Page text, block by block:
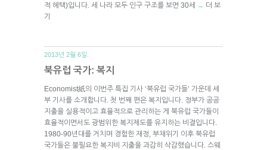
적 혜택)입니다. 세 나라 모두 인구 구조를 보면 30세
→ 더 보
기
2013년 2월 6일.
북유럽 국가: 복지
Economist紙의 이번주 특집 기사 ‘북유럽 국가들’ 가운데 세
부 기사를 소개합니다. 첫 번째 편은 복지입니다. 정부가 공공
지출을 실용적이고 효율적으로 관리하는 게 북유럽 국가들이
효율적이면서도 광범위한 복지제도를 유지하는 비결입니다.
1980-90년대를 거치며 경험한 재정, 부채위기 이후 북유럽
국가들은 불필요한 복지비 지출을 과감히 삭감했습니다. 스웨